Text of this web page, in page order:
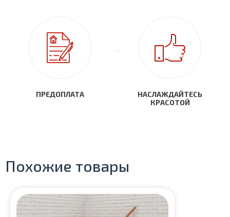
ПРЕДОПЛАТА
НАСЛАЖДАЙТЕСЬ
КРАСОТОЙ
Похожие товары